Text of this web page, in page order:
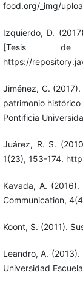
food.org/_img/
Izquierdo, D.
[Tesis de
https://
Jiménez, C.
patrimonio
Pontificia
Juárez, R. S.
1(23), 153-174.
Kavada, A.
Communication,
Koont, S. (2011).
Leandro, A.
Universidad